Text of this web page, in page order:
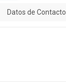
Datos de Contacto